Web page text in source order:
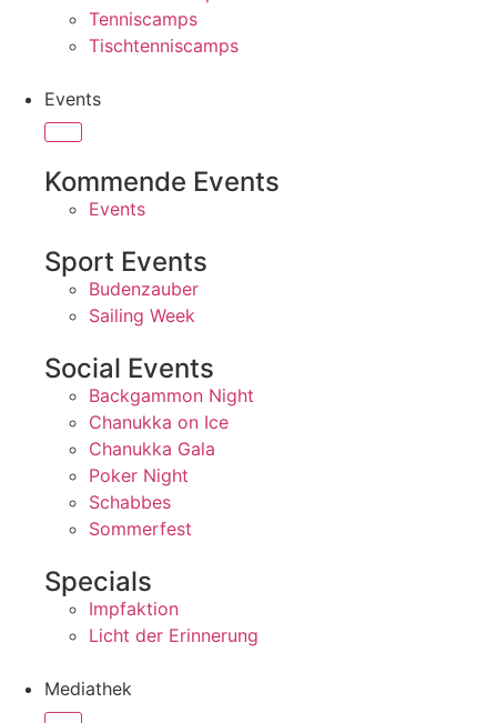
Tenniscamps
Tischtenniscamps
Events
Kommende Events
Events
Sport Events
Budenzauber
Sailing Week
Social Events
Backgammon Night
Chanukka on Ice
Chanukka Gala
Poker Night
Schabbes
Sommerfest
Specials
Impfaktion
Licht der Erinnerung
Mediathek